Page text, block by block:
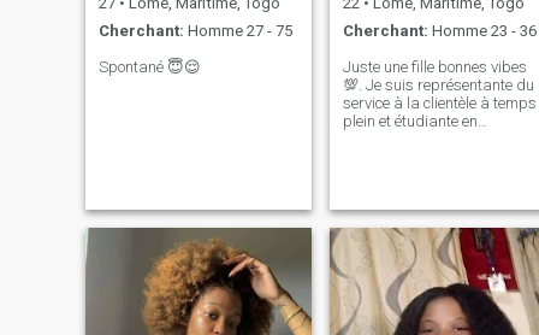
Cherchant: Homme 27 - 75
Spontané 😇😌
Cherchant: Homme 23 - 36
Juste une fille bonnes vibes
💯. Je suis représentante du
service à la clientèle à temps
plein et étudiante en
de vous. Je suis impatient
d'élargir mes horizons et de
me connecter avec de
nouvelles âmes. Je cherche à
apprendre, à grandir et à
élargir mon réseau tout en
explorant de nouvelles